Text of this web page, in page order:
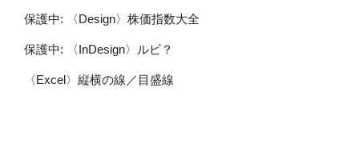
保護中: 〈Design〉株価指数大全
保護中: 〈InDesign〉ルビ？
〈Excel〉縦横の線／目盛線